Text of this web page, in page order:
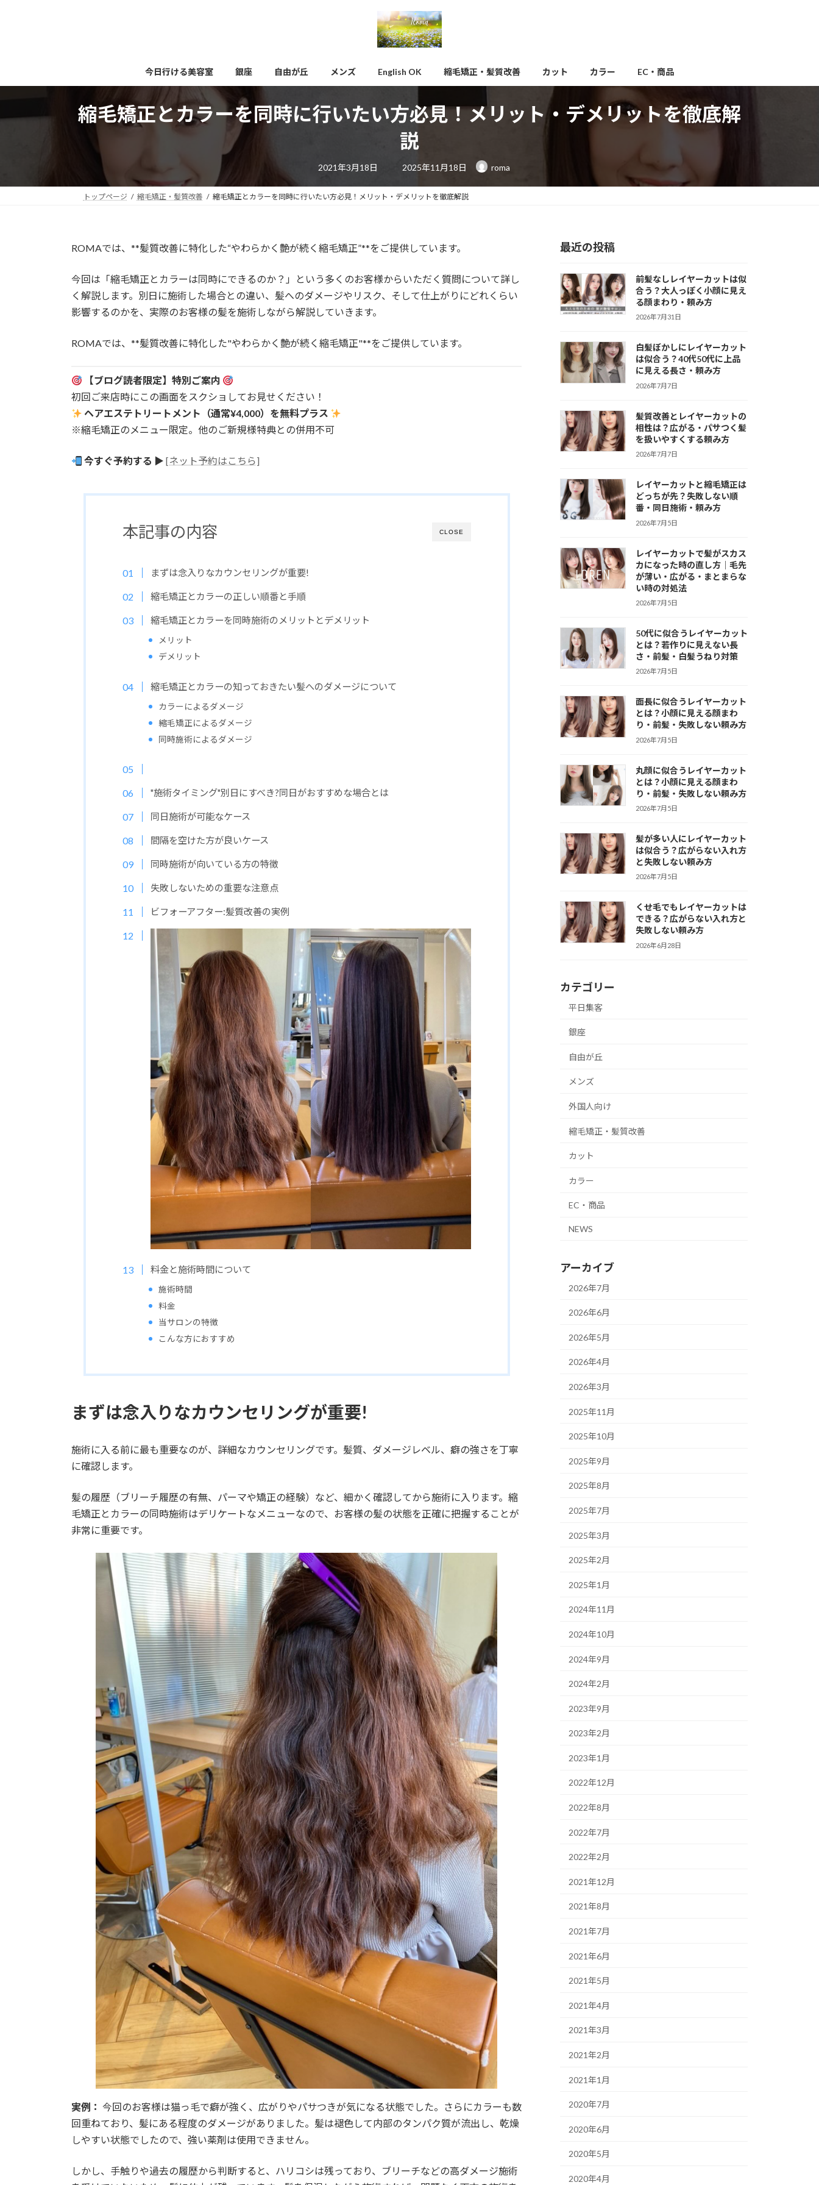
今日行ける美容室 銀座 自由が丘 メンズ English OK 縮毛矯正・髪質改善 カット カラー EC・商品
縮毛矯正とカラーを同時に行いたい方必見！メリット・デメリットを徹底解
説
2021年3月18日
最
終
新
日
2025年11月18日 roma
トップページ 縮毛矯正・髪質改善 縮毛矯正とカラーを同時に行いたい方必見！メリット・デメリットを徹底解説
ROMAでは、**髪質改善に特化した“やわらかく艶が続く縮毛矯正”**をご提供しています。
今回は「縮毛矯正とカラーは同時にできるのか？」という多くのお客様からいただく質問について詳し
く解説します。別日に施術した場合との違い、髪へのダメージやリスク、そして仕上がりにどれくらい
影響するのかを、実際のお客様の髪を施術しながら解説していきます。
ROMAでは、**髪質改善に特化した"やわらかく艶が続く縮毛矯正"**をご提供しています。
【ブログ読者限定】特別ご案内
初回ご来店時にこの画面をスクショしてお見せください！
ヘアエステトリートメント（通常¥4,000）を無料プラス
※縮毛矯正のメニュー限定。他のご新規様特典との併用不可
今すぐ予約する ▶︎[ネット予約はこちら]
CLOSE
本記事の内容
まずは念入りなカウンセリングが重要!
縮毛矯正とカラーの正しい順番と手順
縮毛矯正とカラーを同時施術のメリットとデメリット
メリット
デメリット
縮毛矯正とカラーの知っておきたい髪へのダメージについて
カラーによるダメージ
縮毛矯正によるダメージ
同時施術によるダメージ
"施術タイミング"別日にすべき?同日がおすすめな場合とは
同日施術が可能なケース
間隔を空けた方が良いケース
同時施術が向いている方の特徴
失敗しないための重要な注意点
ビフォーアフター:髪質改善の実例
料金と施術時間について
施術時間
料金
当サロンの特徴
こんな方におすすめ
まずは念入りなカウンセリングが重要!
施術に入る前に最も重要なのが、詳細なカウンセリングです。髪質、ダメージレベル、癖の強さを丁寧
に確認します。
髪の履歴（ブリーチ履歴の有無、パーマや矯正の経験）など、細かく確認してから施術に入ります。縮
毛矯正とカラーの同時施術はデリケートなメニューなので、お客様の髪の状態を正確に把握することが
非常に重要です。
実例： 今回のお客様は猫っ毛で癖が強く、広がりやパサつきが気になる状態でした。さらにカラーも数
回重ねており、髪にある程度のダメージがありました。髪は褪色して内部のタンパク質が流出し、乾燥
しやすい状態でしたので、強い薬剤は使用できません。
しかし、手触りや過去の履歴から判断すると、ハリコシは残っており、ブリーチなどの高ダメージ施術
最近の投稿
前髪なしレイヤーカットは似
合う？大人っぽく小顔に見え
る顔まわり・頼み方
2026年7月31日
白髪ぼかしにレイヤーカット
は似合う？40代50代に上品
に見える長さ・頼み方
2026年7月7日
髪質改善とレイヤーカットの
相性は？広がる・パサつく髪
を扱いやすくする頼み方
2026年7月7日
レイヤーカットと縮毛矯正は
どっちが先？失敗しない順
番・同日施術・頼み方
2026年7月5日
レイヤーカットで髪がスカス
カになった時の直し方｜毛先
が薄い・広がる・まとまらな
い時の対処法
2026年7月5日
50代に似合うレイヤーカット
とは？若作りに見えない長
さ・前髪・白髪うねり対策
2026年7月5日
面長に似合うレイヤーカット
とは？小顔に見える顔まわ
り・前髪・失敗しない頼み方
2026年7月5日
丸顔に似合うレイヤーカット
とは？小顔に見える顔まわ
り・前髪・失敗しない頼み方
2026年7月5日
髪が多い人にレイヤーカット
は似合う？広がらない入れ方
と失敗しない頼み方
2026年7月5日
くせ毛でもレイヤーカットは
できる？広がらない入れ方と
失敗しない頼み方
2026年6月28日
カテゴリー
平日集客
銀座
自由が丘
メンズ
外国人向け
縮毛矯正・髪質改善
カット
カラー
EC・商品
NEWS
アーカイブ
2026年7月
2026年6月
2026年5月
2026年4月
2026年3月
2025年11月
2025年10月
2025年9月
2025年8月
2025年7月
2025年3月
2025年2月
2025年1月
2024年11月
2024年10月
2024年9月
2024年2月
2023年9月
2023年2月
2023年1月
2022年12月
2022年8月
2022年7月
2022年2月
2021年12月
2021年8月
2021年7月
2021年6月
2021年5月
2021年4月
2021年3月
2021年2月
2021年1月
2020年7月
2020年6月
2020年5月
2020年4月